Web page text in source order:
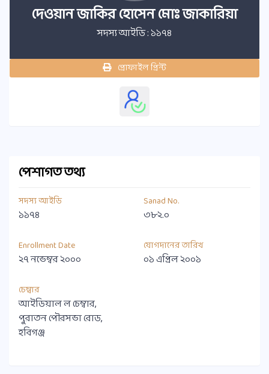
দেওয়ান জাকির হোসেন মোঃ জাকারিয়া
সদস্য আইডি : ১১৭৪
প্রোফাইল প্রিন্ট
পেশাগত তথ্য
সদস্য আইডি
১১৭৪
Sanad No.
৩৮২.০
Enrollment Date
২৭ নভেম্বর ২০০০
যোগদানের তারিখ
০১ এপ্রিল ২০০১
চেম্বার
আইডিয়াল ল চেম্বার,
পুরাতন পৌরসভা রোড,
হবিগঞ্জ